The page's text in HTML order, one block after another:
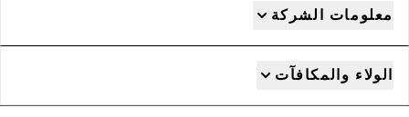
معلومات الشركة
الولاء والمكافآت